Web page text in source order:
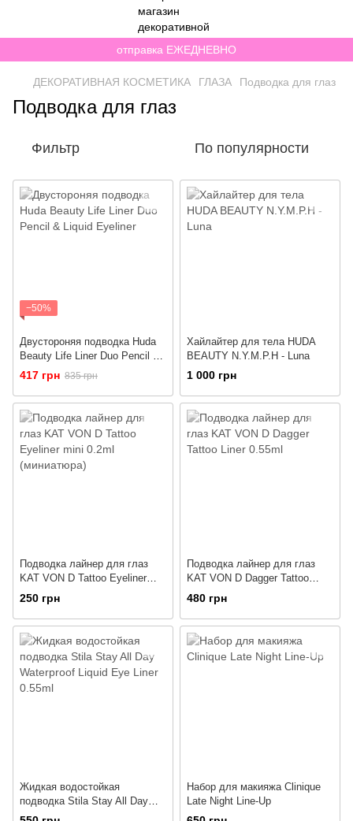
отправка ЕЖЕДНЕВНО
ДЕКОРАТИВНАЯ КОСМЕТИКА ГЛАЗА Подводка для глаз
Подводка для глаз
Фильтр По популярности
−50%
Двустороняя подводка Huda
Beauty Life Liner Duo Pencil &
Liquid Eyeliner
417 грн 835 грн
Хайлайтер для тела HUDA
BEAUTY N.Y.M.P.H - Luna
1 000 грн
Подводка лайнер для глаз
KAT VON D Tattoo Eyeliner
mini 0.2ml (миниатюра)
250 грн
Подводка лайнер для глаз
KAT VON D Dagger Tattoo
Liner 0.55ml
480 грн
Жидкая водостойкая
подводка Stila Stay All Day
Waterproof Liquid Eye Liner
Набор для макияжа Clinique
Late Night Line-Up